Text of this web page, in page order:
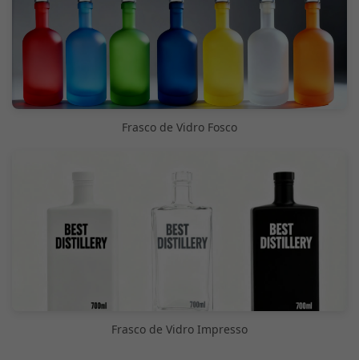
Frasco de Vidro Fosco
Frasco de Vidro Impresso